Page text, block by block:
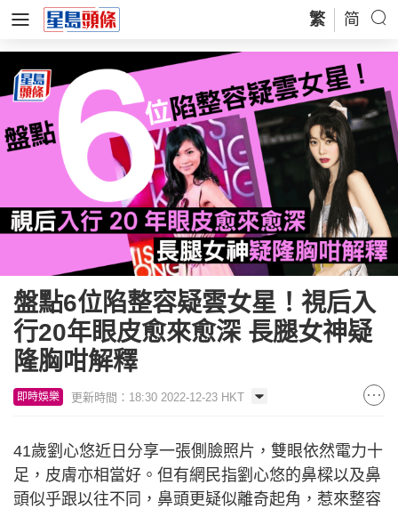
繁 简
盤點6位陷整容疑雲女星！視后入
行20年眼皮愈來愈深 長腿女神疑
隆胸咁解釋
即時娛樂 更新時間：18:30 2022-12-23 HKT
41歲劉心悠近日分享一張側臉照片，雙眼依然電力十
足，皮膚亦相當好。但有網民指劉心悠的鼻樑以及鼻
頭似乎跟以往不同，鼻頭更疑似離奇起角，惹來整容